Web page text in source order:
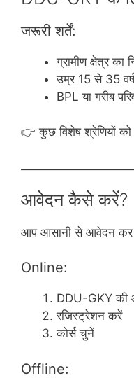
जरूरी शर्तें:
ग्रामीण क्षेत्र का
उम्र 15 से 35
BPL या गरीब
👉 कुछ विशेष श्रेणियों
आवेदन कैसे करें?
आप आसानी से आवेदन
Online:
DDU-GKY की
रजिस्ट्रेशन करें
कोर्स चुनें
Offline: